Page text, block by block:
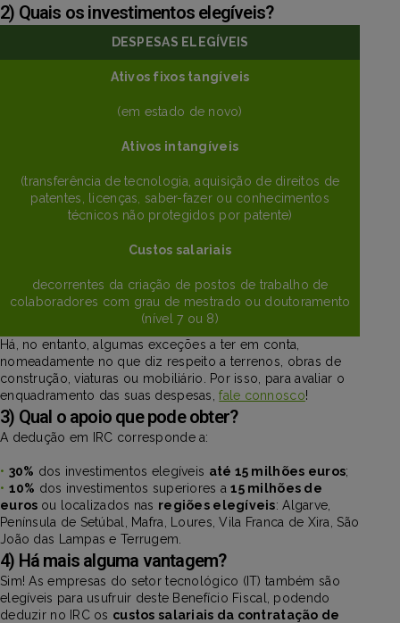
2) Quais os investimentos elegíveis?
DESPESAS ELEGÍVEIS
Ativos fixos tangíveis
(em estado de novo)
Ativos intangíveis
(transferência de tecnologia, aquisição de direitos de
patentes, licenças, saber-fazer ou conhecimentos
técnicos não protegidos por patente)
Custos salariais
decorrentes da criação de postos de trabalho de
colaboradores com grau de mestrado ou doutoramento
(nível 7 ou 8)
Há, no entanto, algumas exceções a ter em conta,
nomeadamente no que diz respeito a terrenos, obras de
construção, viaturas ou mobiliário. Por isso, para avaliar o
enquadramento das suas despesas,fale connosco!
3) Qual o apoio que pode obter?
A dedução em IRC corresponde a:
• 30% dos investimentos elegíveis até 15 milhões euros;
• 10% dos investimentos superiores a15 milhões de
euros ou localizados nas regiões elegíveis: Algarve,
Península de Setúbal, Mafra, Loures, Vila Franca de Xira, São
João das Lampas e Terrugem.
4) Há mais alguma vantagem?
Sim! As empresas do setor tecnológico (IT) também são
elegíveis para usufruir deste Benefício Fiscal, podendo
deduzir no IRC os custos salariais da contratação de